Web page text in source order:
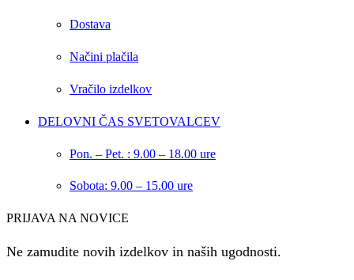
Dostava
Načini plačila
Vračilo izdelkov
DELOVNI ČAS SVETOVALCEV
Pon. – Pet. : 9.00 – 18.00 ure
Sobota: 9.00 – 15.00 ure
PRIJAVA NA NOVICE
Ne zamudite novih izdelkov in naših ugodnosti.